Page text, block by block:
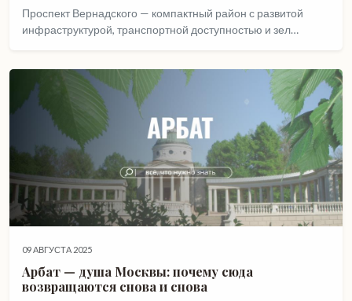
Проспект Вернадского — компактный район с развитой
инфраструктурой, транспортной доступностью и зел…
09 АВГУСТА 2025
Арбат — душа Москвы: почему сюда
возвращаются снова и снова